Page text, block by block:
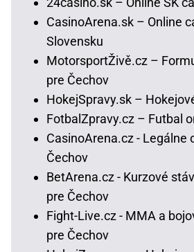
CasinoArena.sk – Online
Slovensku
MotorsportŽivě.cz –
pre Čechov
HokejSpravy.sk –
FotbalZpravy.cz – Futbal
CasinoArena.cz - Legálne
Čechov
BetArena.cz - Kurzové
pre Čechov
Fight-Live.cz - MMA a
pre Čechov